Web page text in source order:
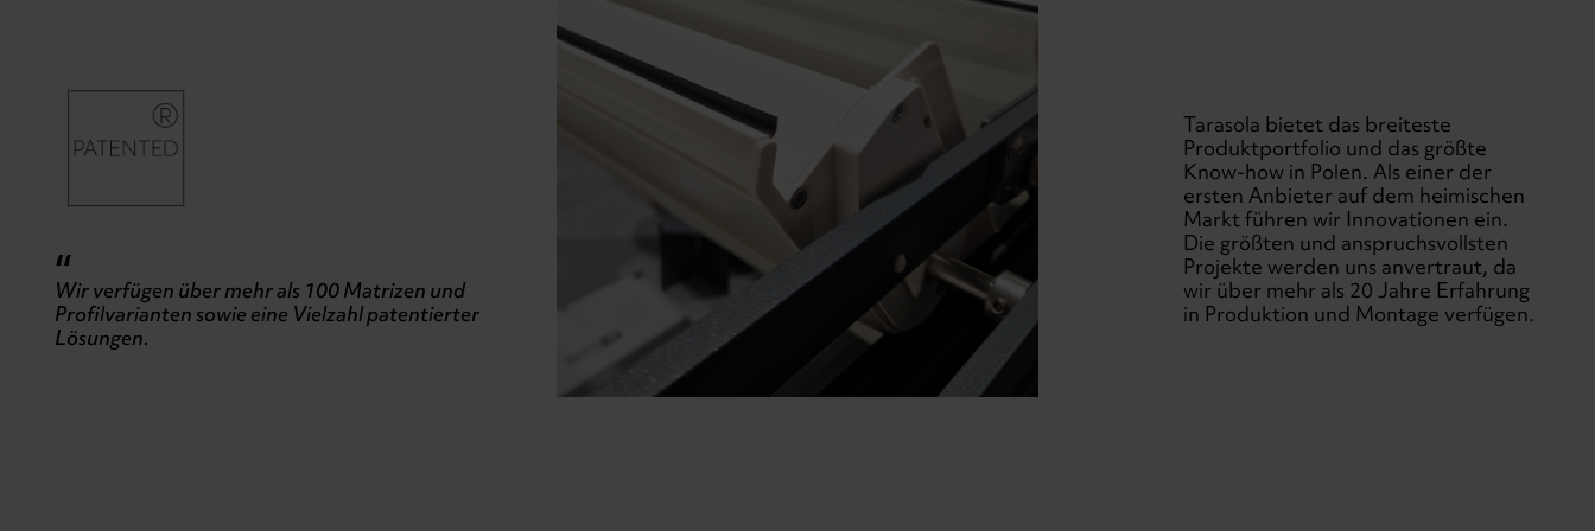
“
Wir verfügen über mehr als 100 Matrizen und
Profilvarianten sowie eine Vielzahl patentierter
Lösungen.
Tarasola bietet das breiteste
Produktportfolio und das größte
Know-how in Polen. Als einer der
ersten Anbieter auf dem heimischen
Markt führen wir Innovationen ein.
Die größten und anspruchsvollsten
Projekte werden uns anvertraut, da
wir über mehr als 20 Jahre Erfahrung
in Produktion und Montage verfügen.